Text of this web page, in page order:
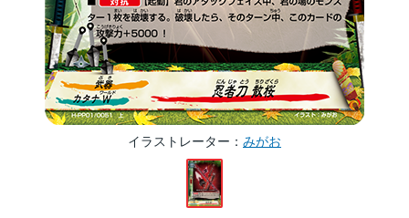
イラストレーター みがお